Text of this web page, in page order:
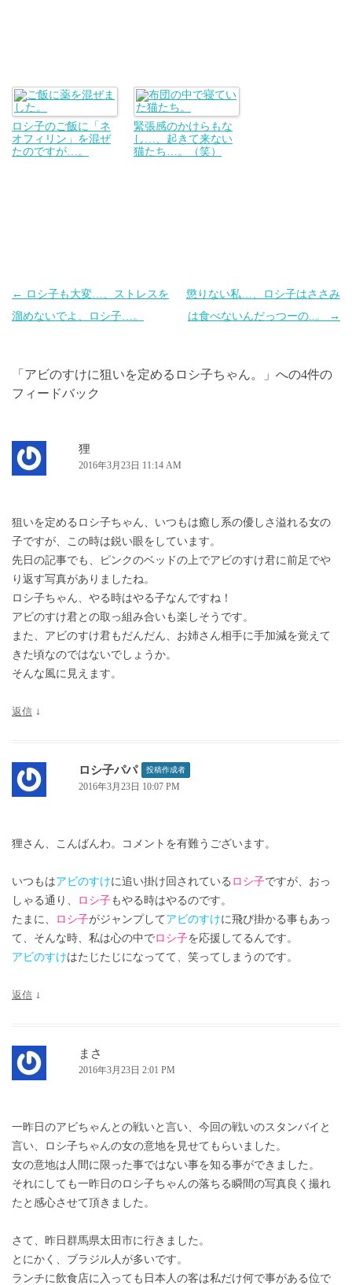
ロシ子のご飯に「ネ
オフィリン」を混ぜ
たのですが…。
緊張感のかけらもな
し…、起きて来ない
猫たち…。（笑）
投
稿
ョ
ン
← ロシ子も大変…、ストレスを
溜めないでよ、ロシ子…。
懲りない私…、ロシ子はささみ
は食べないんだっつーの..。
→
「 アビのすけに狙いを定めるロシ子ちゃん。
」への4件の
フィードバック
狸
2016年3月23日 11:14 AM
狙いを定めるロシ子ちゃん、いつもは癒し系の優しさ溢れる女の
子ですが、この時は鋭い眼をしています。
先日の記事でも、ピンクのベッドの上でアビのすけ君に前足でや
り返す写真がありましたね。
ロシ子ちゃん、やる時はやる子なんですね！
アビのすけ君との取っ組み合いも楽しそうです。
また、アビのすけ君もだんだん、お姉さん相手に手加減を覚えて
きた頃なのではないでしょうか。
そんな風に見えます。
返信 ↓
ロシ子パパ 投稿作成者
2016年3月23日 10:07 PM
狸さん、こんばんわ。コメントを有難うございます。
いつもはアビのすけに追い掛け回されている ロシ子ですが、おっ
しゃる通り、
ロシ子もやる時はやるのです。
たまに、
ロシ子がジャンプして アビのすけに飛び掛かる事もあっ
て、そんな時、私は心の中でロシ子を応援してるんです。
アビのすけはたじたじになってて、笑ってしまうのです。
返信 ↓
まさ
2016年3月23日 2:01 PM
一昨日のアビちゃんとの戦いと言い、今回の戦いのスタンバイと
言い、ロシ子ちゃんの女の意地を見せてもらいました。
女の意地は人間に限った事ではない事を知る事ができました。
それにしても一昨日のロシ子ちゃんの落ちる瞬間の写真良く撮れ
たと感心させて頂きました。
さて、昨日群馬県太田市に行きました。
とにかく、ブラジル人が多いです。
ランチに飲食店に入っても日本人の客は私だけ何で事がある位で